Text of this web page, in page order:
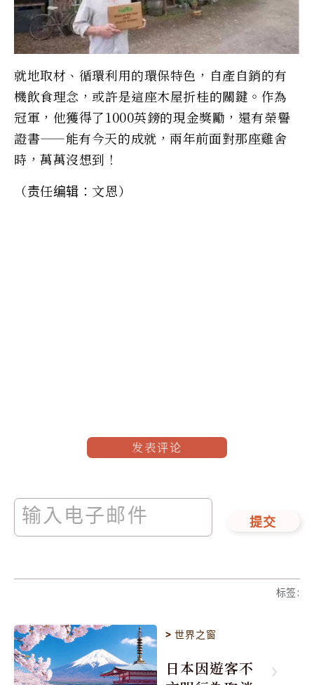
就地取材、循環利用的環保特色，自產自銷的有
機飲食理念，或許是這座木屋折桂的關鍵。作為
冠軍，他獲得了1000英鎊的現金獎勵，還有榮譽
證書——能有今天的成就，兩年前面對那座雞舍
時，萬萬沒想到！
（责任编辑：文恩）
发表评论
提交
标签:
>世界之窗
日本因遊客不